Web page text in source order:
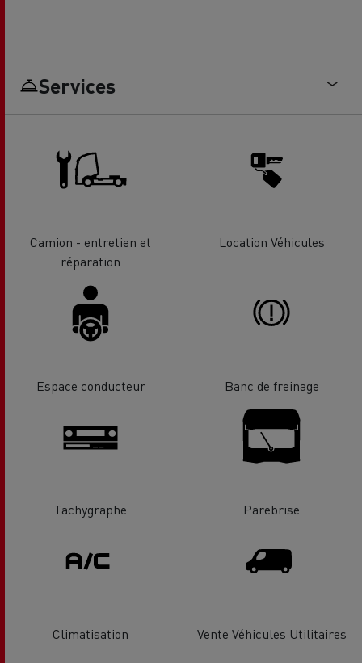
Services
Camion - entretien et
réparation
Location Véhicules
Espace conducteur Banc de freinage
Tachygraphe Parebrise
Climatisation Vente Véhicules Utilitaires